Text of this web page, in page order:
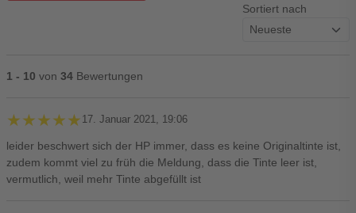
Sortiert nach
1 - 10 von 34 Bewertungen
★★★★★
★★★★★ 17. Januar 2021, 19:06
leider beschwert sich der HP immer, dass es keine Originaltinte ist,
zudem kommt viel zu früh die Meldung, dass die Tinte leer ist,
vermutlich, weil mehr Tinte abgefüllt ist